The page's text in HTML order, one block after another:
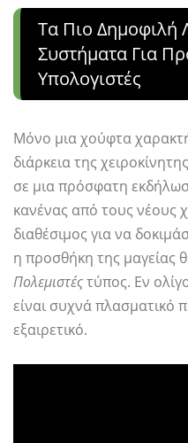
Τα Πιο Δημοφιλή
Συστήματα Για
Υπολογιστές
Μόνο μια χούφτα
διάρκεια της
σε μια πρόσφατη
κανένας από τους νέους
διαθέσιμος για να
η προσθήκη της μαγείας
Πολεμιστέςτύπος. Εν
είναι συχνά πλασματικό
εξαιρετικό.